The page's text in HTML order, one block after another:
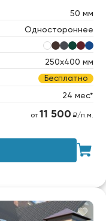
50 мм
Одностороннее
250х400 мм
Бесплатно
24 мес*
от 11 500 ₽/п.м.